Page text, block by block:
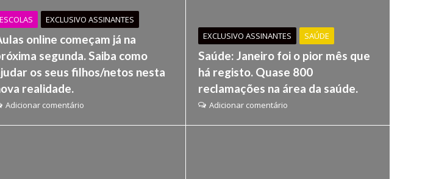
ESCOLAS EXCLUSIVO ASSINANTES
online começam já na
segunda. Saiba como
os seus filhos/netos nesta
realidade.
Adicionar comentário
EXCLUSIVO ASSINANTES SAÚDE
Saúde: Janeiro foi o pior mês que
há registo. Quase 800
reclamações na área da saúde.
Adicionar comentário